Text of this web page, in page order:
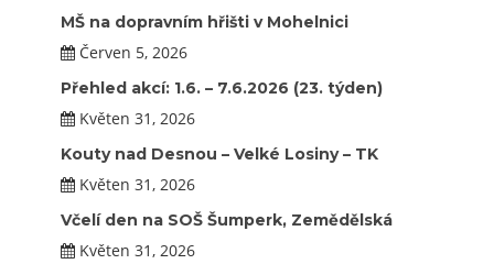
MŠ na dopravním hřišti v Mohelnici
Červen 5, 2026
Přehled akcí: 1.6. – 7.6.2026 (23. týden)
Květen 31, 2026
Kouty nad Desnou – Velké Losiny – TK
Květen 31, 2026
Včelí den na SOŠ Šumperk, Zemědělská
Květen 31, 2026